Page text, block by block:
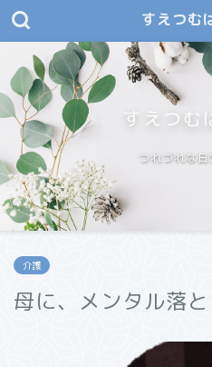
すえつむ
すえつむ
つれづれな
介護
母に、メンタル落